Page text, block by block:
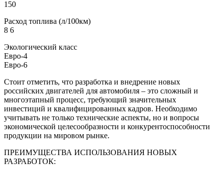
150
Расход топлива (л/100км)
8 6
Экологический класс
Евро-4
Евро-6
Стоит отметить, что разработка и внедрение новых
российских двигателей для автомобиля – это сложный и
многоэтапный процесс, требующий значительных
инвестиций и квалифицированных кадров. Необходимо
учитывать не только технические аспекты, но и вопросы
экономической целесообразности и конкурентоспособности
продукции на мировом рынке.
ПРЕИМУЩЕСТВА ИСПОЛЬЗОВАНИЯ НОВЫХ
РАЗРАБОТОК: